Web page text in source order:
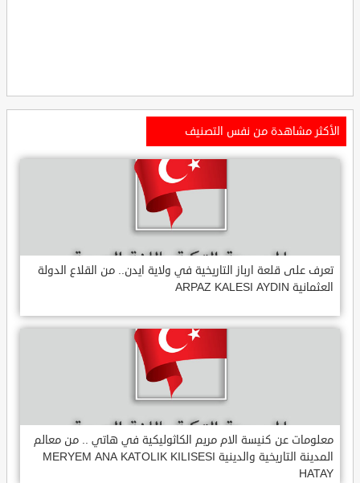
الأكثر مشاهدة من نفس التصنيف
تعرف على قلعة ارباز التاريخية في ولاية ايدن.. من القلاع الدولة
العثمانية ARPAZ KALESI AYDIN
معلومات عن كنيسة الام مريم الكاثوليكية في هاتي .. من معالم
المدينة التاريخية والدينية MERYEM ANA KATOLIK KILISESI
HATAY